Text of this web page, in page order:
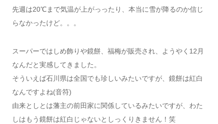
先週は20℃まで気温が上がっったり、本当に雪が降るのか信じ
らなかったけど。。。
スーパーではしめ飾りや鏡餅、福梅が販売され、ようやく12月
なんだと実感してきました。
そういえば石川県は全国でも珍しいみたいですが、鏡餅は紅白
なんですよね(音符)
由来としとは藩主の前田家に関係しているみたいですが、わた
しはもう鏡餅は紅白じゃないとしっくりきません！笑